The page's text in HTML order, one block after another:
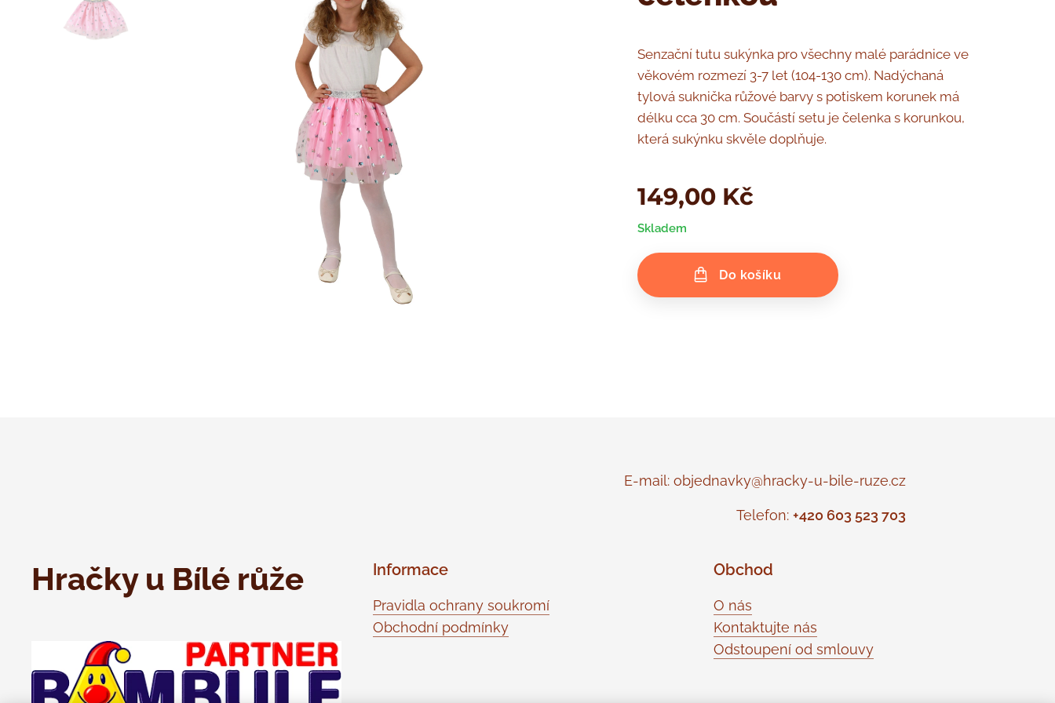
Senzační tutu sukýnka pro všechny malé parádnice ve
věkovém rozmezí 3-7 let (104-130 cm). Nadýchaná
tylová suknička růžové barvy s potiskem korunek má
délku cca 30 cm. Součástí setu je čelenka s korunkou,
která sukýnku skvěle doplňuje.
149,00 Kč
Skladem
Do košíku
E-mail: objednavky@hracky-u-bile-ruze.cz
Telefon: +420 603 523 703
Hračky u Bílé růže Informace
Pravidla ochrany soukromí
Obchodní podmínky
Obchod
O nás
Kontaktujte nás
Odstoupení od smlouvy